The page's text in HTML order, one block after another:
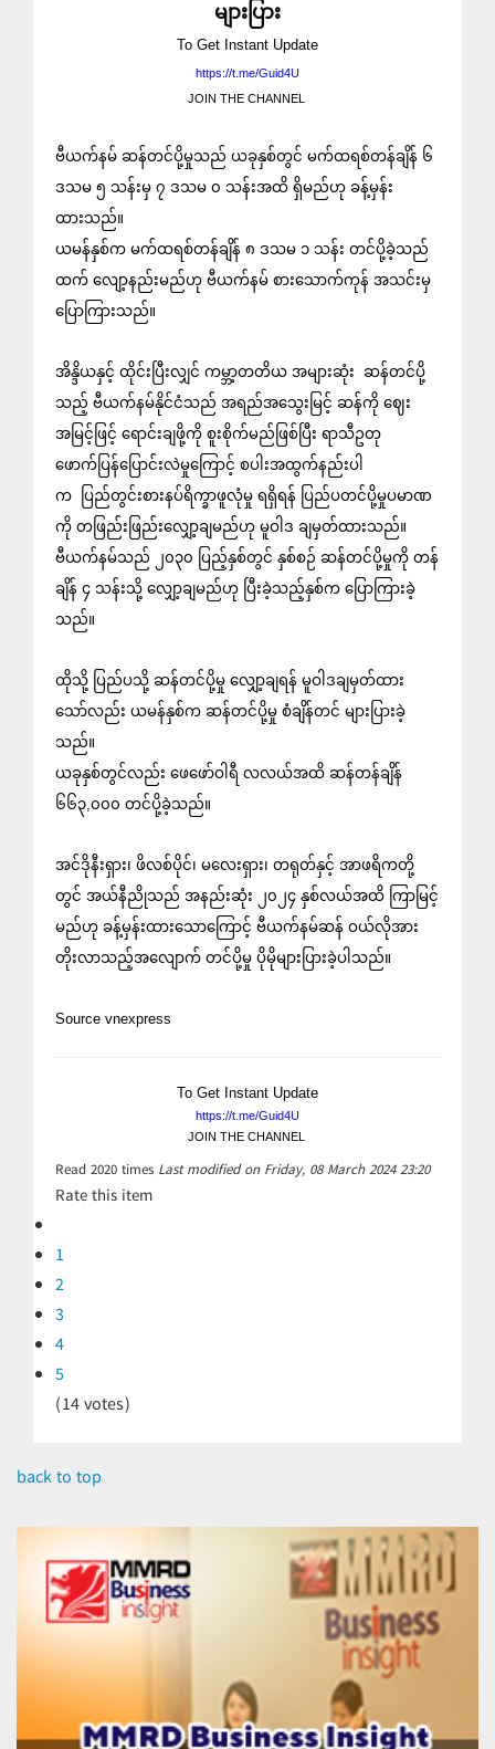
များပြား
To Get Instant Update
https://t.me/Guid4U
JOIN THE CHANNEL
ဗီယက်နမ် ဆန်တင်ပို့မှုသည် ယခုနှစ်တွင် မက်ထရစ်တန်ချိန် ၆
ဒသမ ၅ သန်းမှ ၇ ဒသမ ၀ သန်းအထိ ရှိမည်ဟု ခန့်မှန်း
ထားသည်။
ယမန်နှစ်က မက်ထရစ်တန်ချိန် ၈ ဒသမ ၁ သန်း တင်ပို့ခဲ့သည်
ထက် လျော့နည်းမည်ဟု ဗီယက်နမ် စားသောက်ကုန် အသင်းမှ
ပြောကြားသည်။
အိန္ဒိယနှင့် ထိုင်းပြီးလျှင် ကမ္ဘာ့တတိယ အများဆုံး ဆန်တင်ပို့
သည့် ဗီယက်နမ်နိုင်ငံသည် အရည်အသွေးမြင့် ဆန်ကို ဈေး
အမြင့်ဖြင့် ရောင်းချဖို့ကို စူးစိုက်မည်ဖြစ်ပြီး ရာသီဥတု
ဖောက်ပြန်ပြောင်းလဲမှုကြောင့် စပါးအထွက်နည်းပါ
က
ပြည်တွင်းစားနပ်ရိက္ခာဖူလုံမှု ရရှိရန် ပြည်ပတင်ပို့မှုပမာဏ
ကို တဖြည်းဖြည်းလျှော့ချမည်ဟု မူဝါဒ ချမှတ်ထားသည်။
ဗီယက်နမ်သည် ၂၀၃၀ ပြည့်နှစ်တွင် နှစ်စဉ် ဆန်တင်ပို့မှုကို တန်
ချိန် ၄ သန်းသို့ လျှော့ချမည်ဟု ပြီးခဲ့သည့်နှစ်က ပြောကြားခဲ့
သည်။
ထိုသို့ ပြည်ပသို့ ဆန်တင်ပို့မှု လျှော့ချရန် မူဝါဒချမှတ်ထား
သော်လည်း ယမန်နှစ်က ဆန်တင်ပို့မှု စံချိန်တင် များပြားခဲ့
သည်။
ယခုနှစ်တွင်လည်း ဖေဖော်ဝါရီ လလယ်အထိ ဆန်တန်ချိန်
၆၆၃,၀၀၀ တင်ပို့ခဲ့သည်။
အင်ဒိုနီးရှား၊ ဖိလစ်ပိုင်၊ မလေးရှား၊ တရုတ်နှင့် အာဖရိကတို့
တွင် အယ်နီညိုသည် အနည်းဆုံး ၂၀၂၄ နှစ်လယ်အထိ ကြာမြင့်
မည်ဟု ခန့်မှန်းထားသောကြောင့် ဗီယက်နမ်ဆန် ဝယ်လိုအား
တိုးလာသည့်အလျောက် တင်ပို့မှု ပိုမိုများပြားခဲ့ပါသည်။
Source vnexpress
To Get Instant Update
https://t.me/Guid4U
JOIN THE CHANNEL
Read2020times Last modified on Friday, 08 March 2024 23:20
Rate this item
1
2
3
4
5
(14 votes)
back to top